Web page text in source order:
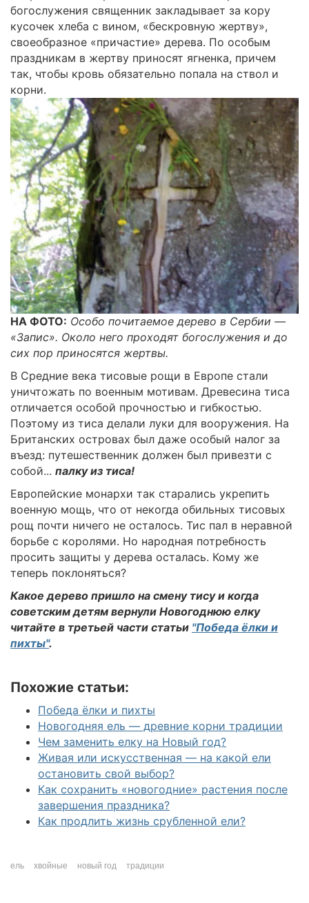
богослужения священник закладывает за кору
кусочек хлеба с вином, «бескровную жертву»,
своеобразное «причастие» дерева. По особым
праздникам в жертву приносят ягненка, причем
так, чтобы кровь обязательно попала на ствол и
корни.
НА ФОТО: Особо почитаемое дерево в Сербии —
«Запис». Около него проходят богослужения и до
сих пор приносятся жертвы.
В Средние века тисовые рощи в Европе стали
уничтожать по военным мотивам. Древесина тиса
отличается особой прочностью и гибкостью.
Поэтому из тиса делали луки для вооружения. На
Британских островах был даже особый налог за
въезд: путешественник должен был привезти с
собой... палку из тиса!
Европейские монархи так старались укрепить
военную мощь, что от некогда обильных тисовых
рощ почти ничего не осталось. Тис пал в неравной
борьбе с королями. Но народная потребность
просить защиты у дерева осталась. Кому же
теперь поклоняться?
Какое дерево пришло на смену тису и когда
советским детям вернули Новогоднюю елку
читайте в третьей части статьи "Победа ёлки и
пихты".
Похожие статьи:
Победа ёлки и пихты
Новогодняя ель — древние корни традиции
Чем заменить елку на Новый год?
Живая или искусственная — на какой ели
остановить свой выбор?
Как сохранить «новогодние» растения после
завершения праздника?
Как продлить жизнь срубленной ели?
ель хвойные новый год традиции